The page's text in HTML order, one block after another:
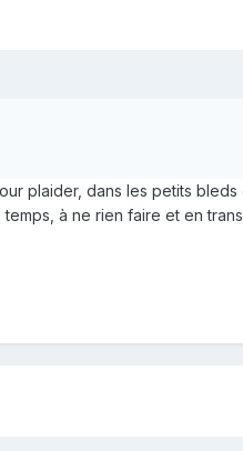
plaider, dans les petits bleds
à ne rien faire et en